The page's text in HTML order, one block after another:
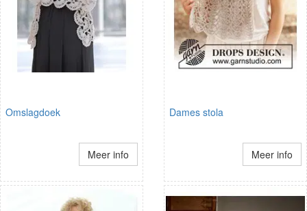
Omslagdoek
Meer info
Dames stola
Meer info